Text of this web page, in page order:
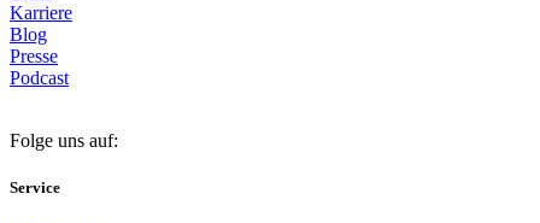
Karriere
Blog
Presse
Podcast
Folge uns auf:
Service